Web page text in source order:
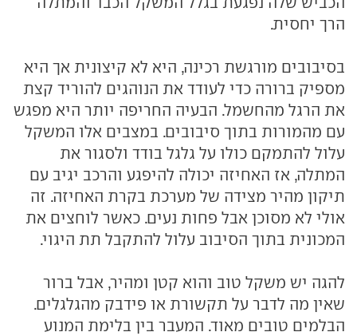
הרך יחסית.
בסיבובים מורגשת רכינה, היא לא קיצונית אך היא
מספיק ברורה כדי לעודד את הנוהגים להוריד קצת
את הרגל מהחשמל. הבעיה החריפה יותר היא מפגש
עם מהמורות בתוך סיבובים. במצבים אלו המשקל
עלול להתמקם כולו על גלגל בודד ולסגור את
המתלה, אז האחיזה יכולה להיפגע והרכב יגיב עם
תיקון מהיר מצידה של מערכת בקרת האחיזה. זה
אולי לא מסוכן אבל פחות נעים. כאשר לוחצים את
המכונית בתוך הסיבוב עלול להתקבל תת היגוי.
להגה יש משקל טוב והוא קטן ומהיר, אבל ברור
שאין מה לדבר על תקשורת או פידבק מהגלגלים.
הבלמים טובים מאוד. המעבר בין בלימת המנוע